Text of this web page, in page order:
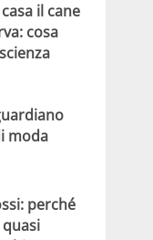
il cane
cosa
moda
perché